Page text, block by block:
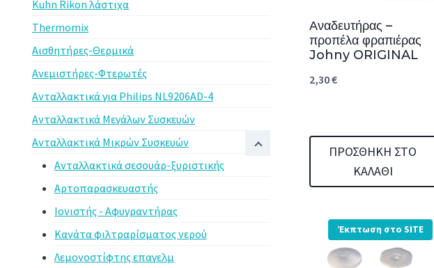
Αναδευτήρας –
προπέλα φραπιέρας
Johny ORIGINAL
2,30€
ΠΡΟΣΘΉΚΗ ΣΤΟ
ΚΑΛΆΘΙ
Έκπτωση στο SITE
Kuhn Rikon λάστιχα
Thermomix
Αισθητήρες-Θερμικά
Ανεμιστήρες-Φτερωτές
Ανταλλακτικά για Philips NL9206AD-4
Ανταλλακτικά Μεγάλων Συσκευών
Ανταλλακτικά Μικρών Συσκευών
Ανταλλακτικά σεσουάρ-ξυριστικής
Αρτοπαρασκευαστής
Ιονιστής - Αφυγραντήρας
Κανάτα φιλτραρίσματος νερού
Λεμονοστίφτης επαγελμ